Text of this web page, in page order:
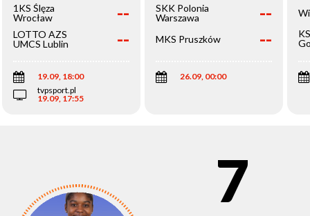
1KS Ślęza
Wrocław
--
LOTTO AZS
UMCS Lublin
--
19.09, 18:00
tvpsport.pl
19.09, 17:55
SKK Polonia
Warszawa
--
MKS Pruszków --
26.09, 00:00
7